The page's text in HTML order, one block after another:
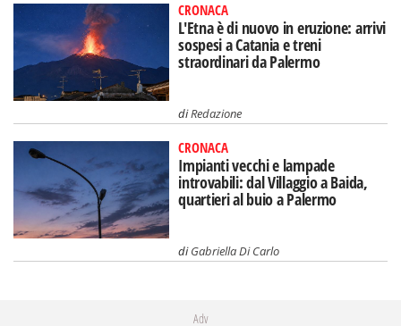
CRONACA
L'Etna è di nuovo in eruzione: arrivi
sospesi a Catania e treni
straordinari da Palermo
diRedazione
CRONACA
Impianti vecchi e lampade
introvabili: dal Villaggio a Baida,
quartieri al buio a Palermo
diGabriella Di Carlo
Adv